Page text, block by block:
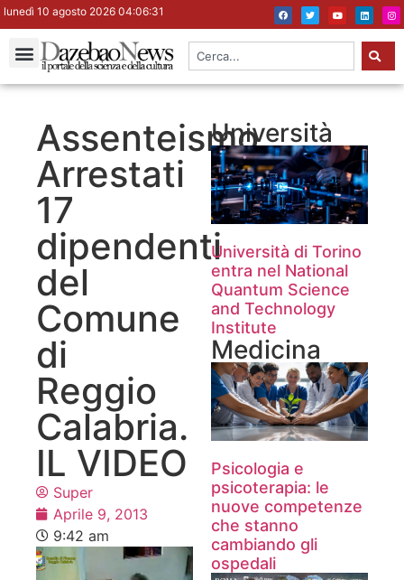
lunedì 10 agosto 2026 04:06:32
Assenteismo.
Arrestati
17
dipendenti
del
Comune
di
Reggio
Calabria.
IL VIDEO
Super
Aprile 9, 2013
9:42 am
Università
Università di Torino
entra nel National
Quantum Science
and Technology
Institute
Medicina
Psicologia e
psicoterapia: le
nuove competenze
che stanno
cambiando gli
ospedali